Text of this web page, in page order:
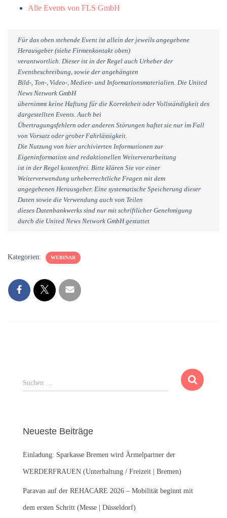
Alle Events von FLS GmbH
Für das oben stehende Event ist allein der jeweils angegebene
Herausgeber (siehe Firmenkontakt oben)
verantwortlich. Dieser ist in der Regel auch Urheber der
Eventbeschreibung, sowie der angehängten
Bild-, Ton-, Video-, Medien- und Informationsmaterialien. Die United
News Network GmbH
übernimmt keine Haftung für die Korrektheit oder Vollständigkeit des
dargestellten Events. Auch bei
Übertragungsfehlern oder anderen Störungen haftet sie nur im Fall
von Vorsatz oder grober Fahrlässigkeit.
Die Nutzung von hier archivierten Informationen zur
Eigeninformation und redaktionellen Weiterverarbeitung
ist in der Regel kostenfrei. Bitte klären Sie vor einer
Weiterverwendung urheberrechtliche Fragen mit dem
angegebenen Herausgeber. Eine systematische Speicherung dieser
Daten sowie die Verwendung auch von Teilen
dieses Datenbankwerks sind nur mit schriftlicher Genehmigung
durch die United News Network GmbH gestattet
Kategorien: WEBINAR
S
u
n
a
c
:
Suchen …
Neueste Beiträge
Einladung: Sparkasse Bremen wird Ärmelpartner der
WERDERFRAUEN (Unterhaltung / Freizeit | Bremen)
Paravan auf der REHACARE 2026 – Mobilität beginnt mit
dem ersten Schritt (Messe | Düsseldorf)